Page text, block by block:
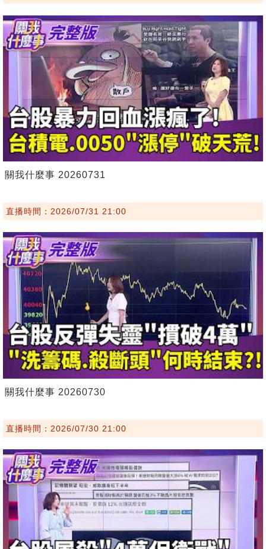
關我什麼事 20260731
直播時間：2026/07/31 21:00
關我什麼事 20260730
直播時間：2026/07/30 21:00